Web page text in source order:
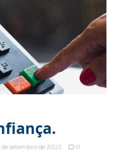
setembro de 2022
0